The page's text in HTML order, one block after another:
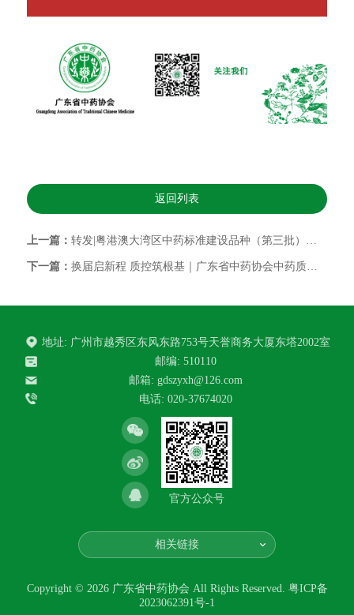
返回列表
上一篇：转发|粤港澳大湾区中药标准建设品种（第三批）征集中→
下一篇：换届启新程 质控筑根基｜广东省中药协会中药质量控制与标准研究专业委员会换届大会暨中药质控学术会议在穗顺利召开
地址: 广州市越秀区东风东路753号天誉商务大厦东塔2002室
邮编: 510110
邮箱: gdszyxh@126.com
电话: 020-37674020
官方公众号
相关链接
Copyright © 2026 广东省中药协会 All Rights Reserved. 粤ICP备
2023062391号-1